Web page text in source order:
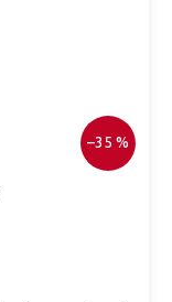
–35 %